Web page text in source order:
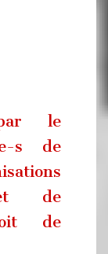
le
s de
de
de